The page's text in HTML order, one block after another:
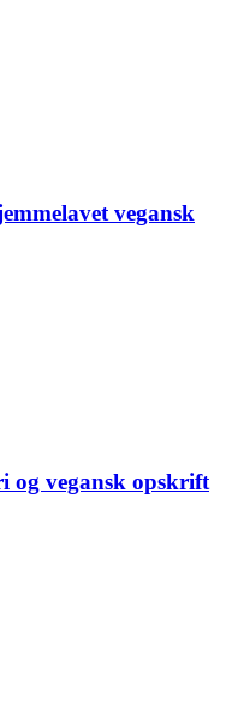
vegansk
og vegansk opskrift